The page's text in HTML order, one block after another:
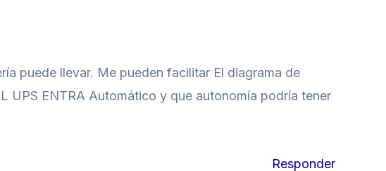
puede llevar. Me pueden facilitar El diagrama de
UPS ENTRA Automático y que autonomía podría tener
Responder